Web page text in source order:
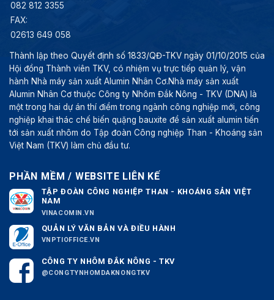
082 812 3355
FAX:
02613 649 058
Thành lập theo Quyết định số 1833/QĐ-TKV ngày 01/10/2015 của
Hội đồng Thành viên TKV, có nhiệm vụ trực tiếp quản lý, vận
hành Nhà máy sản xuất Alumin Nhân Cơ.Nhà máy sản xuất
Alumin Nhân Cơ thuộc Công ty Nhôm Đắk Nông - TKV (DNA) là
một trong hai dự án thí điểm trong ngành công nghiệp mới, công
nghiệp khai thác chế biến quặng bauxite để sản xuất alumin tiến
tới sản xuất nhôm do Tập đoàn Công nghiệp Than - Khoáng sản
Việt Nam (TKV) làm chủ đầu tư.
PHẦN MỀM / WEBSITE LIÊN KẾ
TẬP ĐOÀN CÔNG NGHIỆP THAN - KHOÁNG SẢN VIỆT
NAM
VINACOMIN.VN
QUẢN LÝ VĂN BẢN VÀ ĐIỀU HÀNH
VNPTIOFFICE.VN
CÔNG TY NHÔM ĐẮK NÔNG - TKV
@CONGTYNHOMDAKNONGTKV